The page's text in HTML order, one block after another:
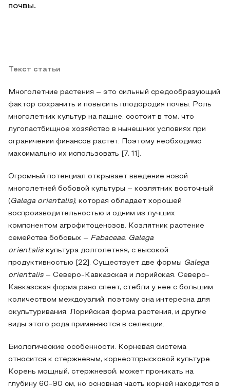
почвы.
Текст статьи
Многолетние растения – это сильный средообразующий
фактор сохранить и повысить плодородия почвы. Роль
многолетних культур на пашне, состоит в том, что
лугопастбищное хозяйство в нынешних условиях при
ограничении финансов растет. Поэтому необходимо
максимально их использовать [7, 11].
Огромный потенциал открывает введение новой
многолетней бобовой культуры – козлятник восточный
( Galega orientalis), которая обладает хорошей
воспроизводительностью и одним из лучших
компонентом агрофитоценозов. Козлятник растение
семейства бобовых – Fabaceae. Galega
orientalis культура долголетняя, с высокой
продуктивностью [22]. Существует две формы Galega
orientalis – Северо-Кавказская и лорийская. Северо-
Кавказская форма рано спеет, стебли у нее с большим
количеством междоузлий, поэтому она интересна для
окультуривания. Лорийская форма растения, и другие
виды этого рода применяются в селекции.
Биологические особенности. Корневая система
относится к стержневым, корнеотпрысковой культуре.
Корень мощный, стержневой, может проникать на
глубину 60-90 см, но основная часть корней находится в